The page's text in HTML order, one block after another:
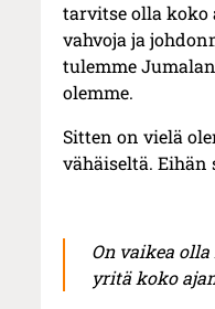
tarvitse olla koko
vahvoja ja
tulemme
olemme.
Sitten on vielä
vähäiseltä.
On vaikea
yritä koko